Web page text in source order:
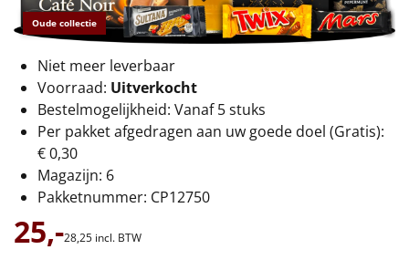
Alle kerstpakketten 2026
Thema
Origineel
Rituals
Luxe
Mannen
Oude collectie
Niet meer leverbaar
Voorraad: Uitverkocht
Bestelmogelijkheid: Vanaf 5 stuks
Per pakket afgedragen aan uw goede doel (Gratis):
€ 0,30
Magazijn: 6
Pakketnummer: CP12750
25,-28,25 incl. BTW